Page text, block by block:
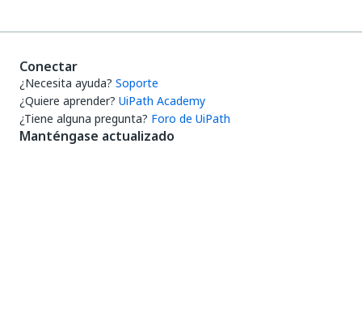
Conectar
¿Necesita ayuda? Soporte
¿Quiere aprender? UiPath Academy
¿Tiene alguna pregunta? Foro de UiPath
Manténgase actualizado